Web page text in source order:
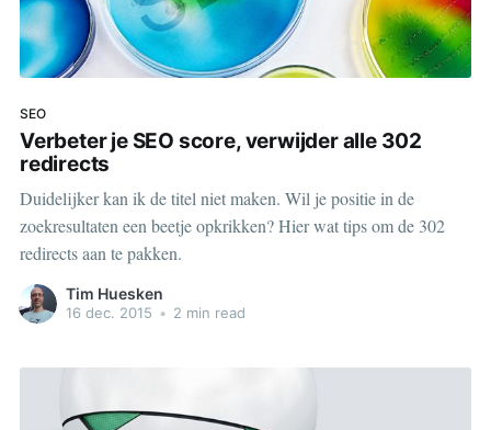
SEO
Verbeter je SEO score, verwijder alle 302
redirects
Duidelijker kan ik de titel niet maken. Wil je positie in de
zoekresultaten een beetje opkrikken? Hier wat tips om de 302
redirects aan te pakken.
Tim Huesken
16 dec. 2015 • 2 min read